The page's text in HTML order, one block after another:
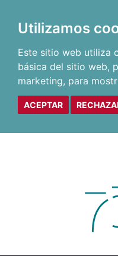
Utilizamos
Este sitio web utiliza
básica del sitio web,
marketing, para
ACEPTAR